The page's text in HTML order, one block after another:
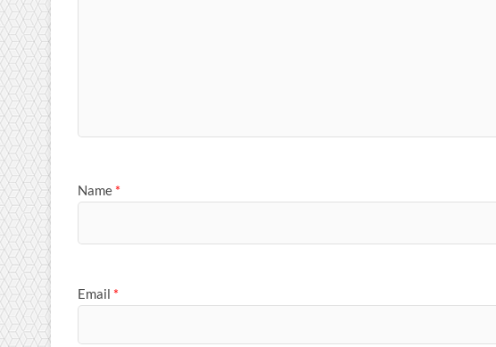
Name *
Email *